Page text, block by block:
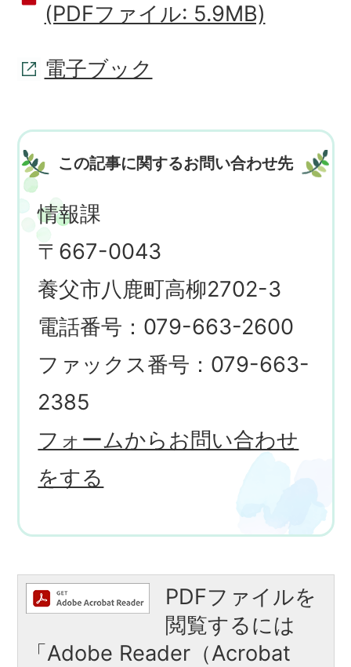
(PDFファイル: 5.9MB)
電子ブック
この記事に関するお問い合わせ先
情報課
〒667-0043
養父市八鹿町高柳2702-3
電話番号：079-663-2600
ファックス番号：079-663-
2385
フォームからお問い合わせ
をする
PDFファイルを
閲覧するには
「Adobe Reader（Acrobat